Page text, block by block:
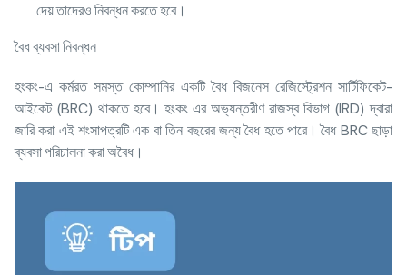
দেয় তাদেরও নিবন্ধন করতে হবে।
বৈধ ব্যবসা নিবন্ধন
হংকং-এ কর্মরত সমস্ত কোম্পানির একটি বৈধ বিজনেস রেজিস্ট্রেশন সার্টিফিকেট-
আইকেট (BRC) থাকতে হবে। হংকং এর অভ্যন্তরীণ রাজস্ব বিভাগ (IRD) দ্বারা
জারি করা এই শংসাপত্রটি এক বা তিন বছরের জন্য বৈধ হতে পারে। বৈধ BRC ছাড়া
ব্যবসা পরিচালনা করা অবৈধ।